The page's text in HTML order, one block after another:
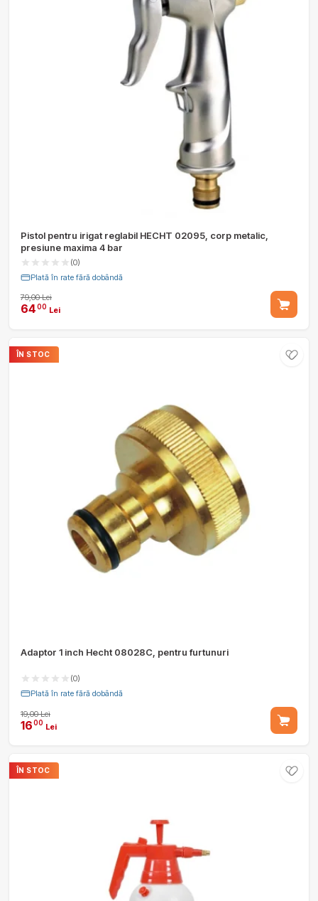
Pistol pentru irigat reglabil HECHT 02095, corp metalic,
presiune maxima 4 bar
(0)
Plată în rate fără dobândă
79,00 Lei
6400 Lei
ÎN STOC
Adaptor 1 inch Hecht 08028C, pentru furtunuri
(0)
Plată în rate fără dobândă
19,00 Lei
1600 Lei
ÎN STOC